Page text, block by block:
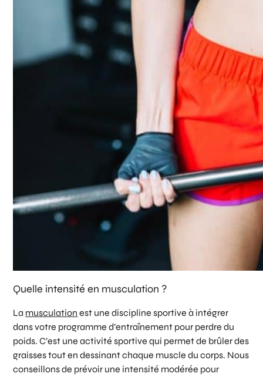
Quelle intensité en musculation ?
La musculation est une discipline sportive à intégrer
dans votre programme d’entraînement pour perdre du
poids. C’est une activité sportive qui permet de brûler des
graisses tout en dessinant chaque muscle du corps. Nous
conseillons de prévoir une intensité modérée pour